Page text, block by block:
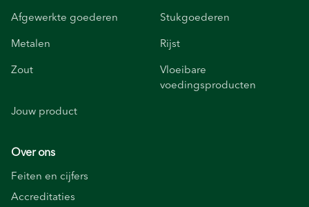
Afgewerkte goederen
Stukgoederen
Metalen
Rijst
Zout
Vloeibare
voedingsproducten
Jouw product
Over ons
Feiten en cijfers
Accreditaties